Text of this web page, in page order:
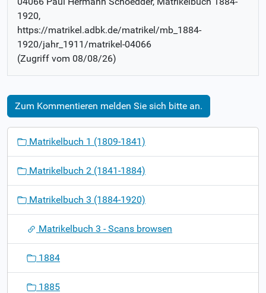
1920,
https://matrikel.adbk.de/matrikel/mb_1884-
1920/jahr_1911/matrikel-04066
(Zugriff vom 08/08/26)
Zum Kommentieren melden Sie sich bitte an.
o
Matrikelbuch 1 (1809-1841)
Matrikelbuch 2 (1841-1884)
Matrikelbuch 3 (1884-1920)
Matrikelbuch 3 - Scans browsen
1884
1885